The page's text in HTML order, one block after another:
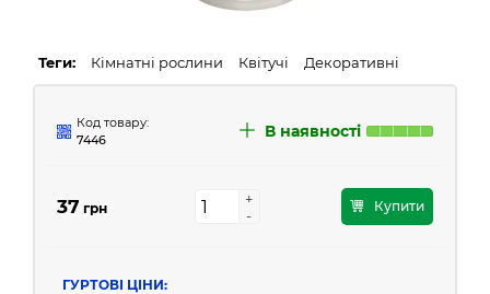
Теги: Кімнатні рослини Квітучі Декоративні
Код товару:
7446
В наявності
37 грн
+
-
+
-
Купити
ГУРТОВІ ЦІНИ: